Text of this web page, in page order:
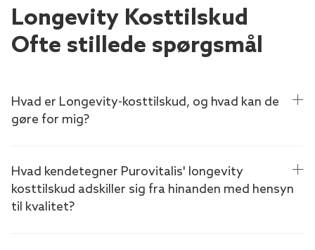
Longevity Kosttilskud
Ofte stillede spørgsmål
Hvad er Longevity-kosttilskud, og hvad kan de
gøre for mig?
Hvad kendetegner Purovitalis' longevity
kosttilskud adskiller sig fra hinanden med hensyn
til kvalitet?